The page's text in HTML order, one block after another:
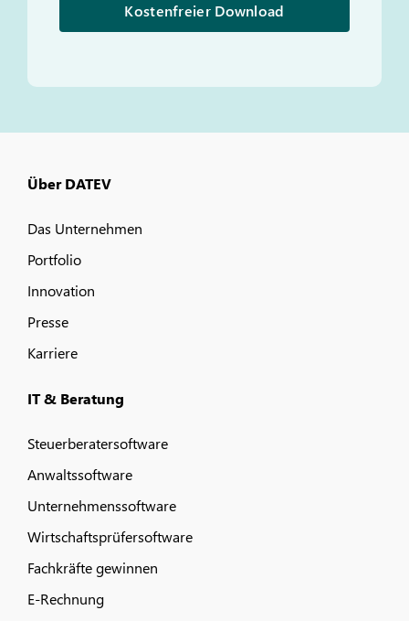
Kostenfreier Download
Über DATEV
Das Unternehmen
Portfolio
Innovation
Presse
Karriere
IT & Beratung
Steuerberatersoftware
Anwaltssoftware
Unternehmenssoftware
Wirtschaftsprüfersoftware
Fachkräfte gewinnen
E-Rechnung